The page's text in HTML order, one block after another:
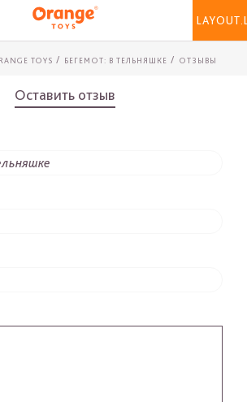
TOYS БЕГЕМОТ: В ТЕЛЬНЯШКЕ ОТЗЫВЫ
Оставить отзыв